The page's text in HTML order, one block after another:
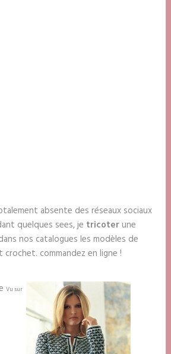
absente des réseaux sociaux
quelques sees, je tricoterune
nos catalogues les modèles de
commandez en ligne !
Vu sur